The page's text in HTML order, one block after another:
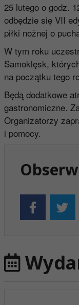
25 lutego o godz.
odbędzie się VII
piłki nożnej o
W tym roku
Samoklęsk,
na początku tego
Będą dodatkowe
gastronomiczne.
Organizatorzy
i pomocy.